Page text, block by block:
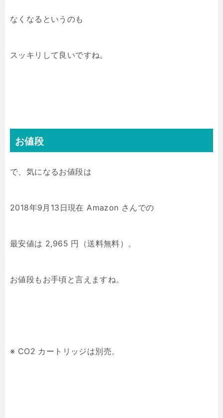
なくなるというのも
スッキリして良いですね。
お値段
で、気になるお値段は
2018年9月13日現在 Amazon さんでの
最安値は 2,965 円（送料無料）。
お値段もお手頃と言えますね。
※ CO2 カートリッジは別売。